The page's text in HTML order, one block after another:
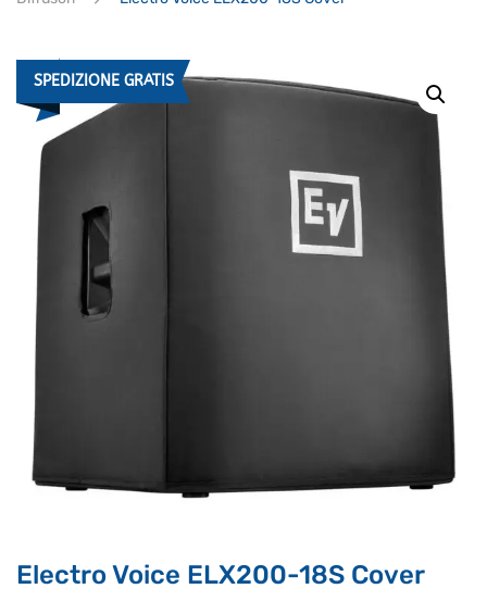
SPEDIZIONE GRATIS
Electro Voice ELX200-18S Cover
Ciao, Come posso aiutarti?
Puoi chiedermi informazioni generali o specifiche su certi
prodotti.